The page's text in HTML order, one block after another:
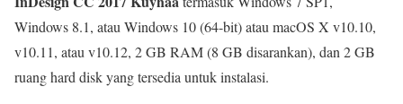
Windows 8.1, atau Windows 10 (64-bit) atau macOS X v10.10,
v10.11, atau v10.12, 2 GB RAM (8 GB disarankan), dan 2 GB
ruang hard disk yang tersedia untuk instalasi.